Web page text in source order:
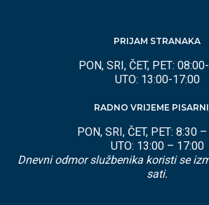
PRIJAM STRANAKA
PON, SRI, ČET, PET:
UTO: 13:00-17:00
RADNO VRIJEME
PON, SRI, ČET, PET: 8:30
UTO: 13:00 – 17:00
Dnevni odmor službenika koristi se
sati.